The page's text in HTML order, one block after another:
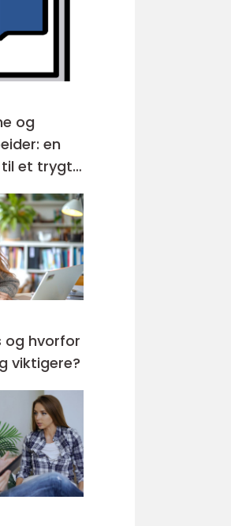
og
en
et trygt
og hvorfor
viktigere?